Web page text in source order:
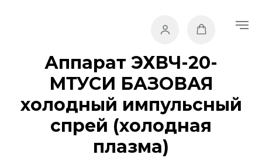
Аппарат ЭХВЧ-20-
МТУСИ БАЗОВАЯ
холодный импульсный
спрей (холодная
плазма)